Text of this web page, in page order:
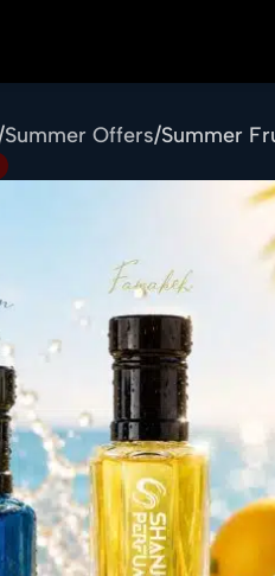
Summer Offers Summer